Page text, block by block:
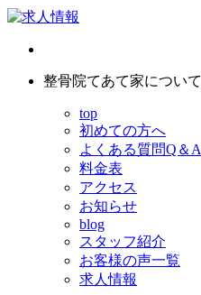
整骨院てあて家について
top
初めての方へ
よくある質問Q＆A
料金表
アクセス
お知らせ
blog
スタッフ紹介
お客様の声一覧
求人情報